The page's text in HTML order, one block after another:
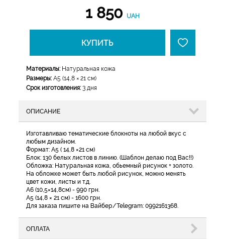
1 850 UAH
КУПИТЬ
Материалы: Натуральная кожа
Размеры: А5 (14,8 × 21 см)
Срок изготовления: 3 дня
ОПИСАНИЕ
Изготавливаю тематические блокноты на любой вкус с
любым дизайном.
Формат: А5 ( 14,8 ×21 см)
Блок: 130 белых листов в линию. (Шаблон делаю под Вас!!)
Обложка: Натуральная кожа, обьемный рисунок + золото.
На обложке может быть любой рисунок, можно менять
цвет кожи, листы и т.д.
А6 (10,5×14,8см) - 990 грн.
А5 (14,8 × 21 см) - 1600 грн.
Для заказа пишите на Вайбер/Telegram: 0992161368.
ОПЛАТА